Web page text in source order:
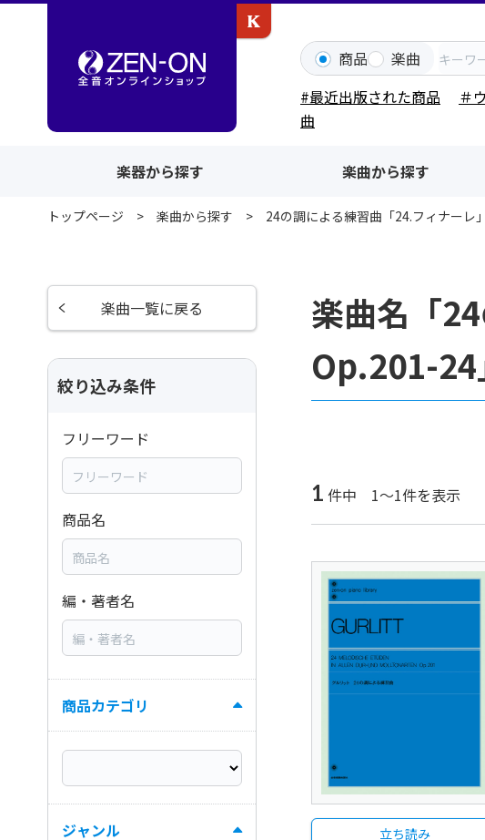
商品 楽曲
#最近出版された商品
＃
曲
楽器から探す 楽曲から探す
トップページ 楽曲から探す 24の調による練習曲「24.フィナーレ
楽曲名「
Op.201-
1 件中 1～1件を表示
立ち読み
楽曲一覧に戻る
絞り込み条件
フリーワード
商品名
編・著者名
商品カテゴリ
ジャンル